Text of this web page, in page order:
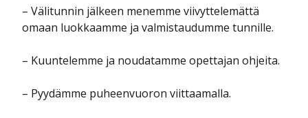
– Välitunnin jälkeen menemme viivyttelemättä
omaan luokkaamme ja valmistaudumme tunnille.
– Kuuntelemme ja noudatamme opettajan ohjeita.
– Pyydämme puheenvuoron viittaamalla.